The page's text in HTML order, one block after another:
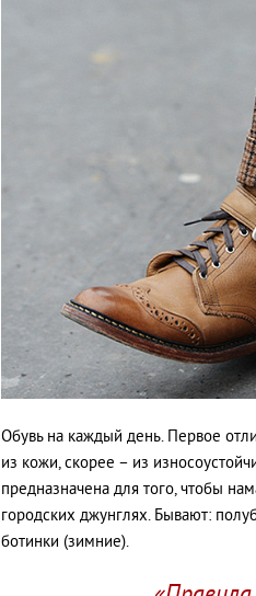
Обувь на каждый день. Первое
из кожи, скорее – из
предназначена для того, чтобы
городских джунглях. Бывают:
ботинки (зимние).